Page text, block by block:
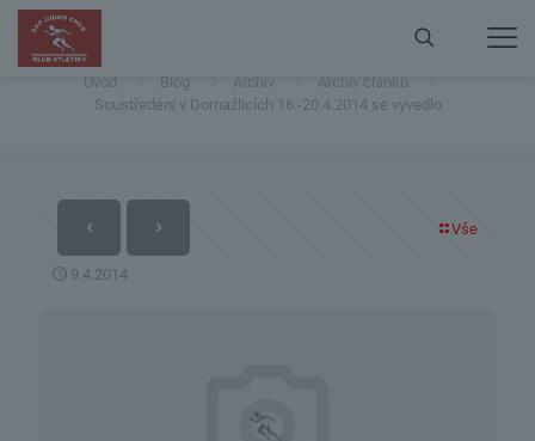
Soustředění v Domažlicích 16.-20.4.2014 se vyvedlo
Úvod Blog Archiv
Archiv článků
Soustředění v Domažlicích 16.-20.4.2014 se vyvedlo
Vše
9.4.2014